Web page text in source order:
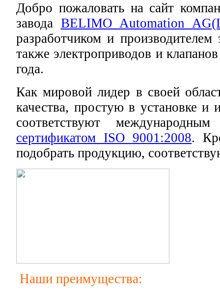
Добро пожаловать на сайт
завода BELIMO Automation
разработчиком и
также электроприводов и
года.
Как мировой лидер в своей
качества, простую в установке и
соответствуют
сертификатом ISO 9001:2008.
подобрать продукцию,
Наши преимущества: